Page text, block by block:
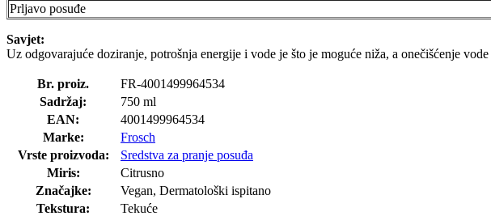
Prljavo posuđe
Savjet:
Uz odgovarajuće doziranje, potrošnja energije i vode je što je moguće niža, a onečišćenje vode
Br. proiz.
FR-4001499964534
Sadržaj:
750 ml
EAN:
4001499964534
Marke:
Frosch
Vrste proizvoda:
Sredstva za pranje posuđa
Miris:
Citrusno
Značajke:
Vegan, Dermatološki ispitano
Tekstura:
Tekuće